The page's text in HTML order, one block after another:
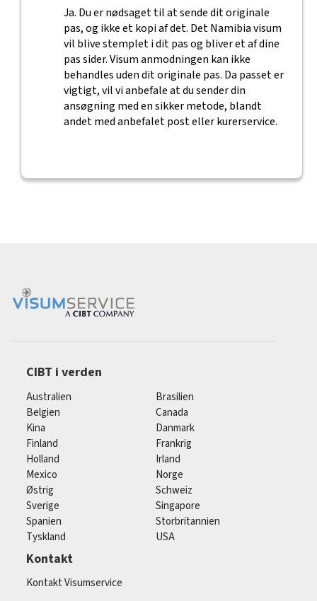
Ja. Du er nødsaget til at sende dit originale
pas, og ikke et kopi af det. Det Namibia visum
vil blive stemplet i dit pas og bliver et af dine
pas sider. Visum anmodningen kan ikke
behandles uden dit originale pas. Da passet er
vigtigt, vil vi anbefale at du sender din
ansøgning med en sikker metode, blandt
andet med anbefalet post eller kurerservice.
CIBT i verden
Australien
Brasilien
Belgien
Canada
Kina
Danmark
Finland
Frankrig
Holland
Irland
Mexico
Norge
Østrig
Schweiz
Sverige
Singapore
Spanien
Storbritannien
Tyskland
USA
Kontakt
Kontakt Visumservice